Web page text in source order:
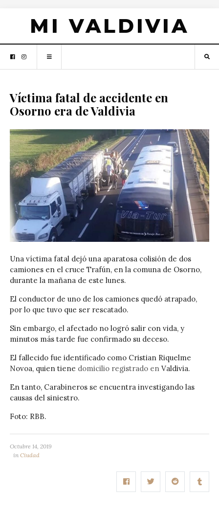
MI VALDIVIA
Víctima fatal de accidente en
Osorno era de Valdivia
Una víctima fatal dejó una aparatosa colisión de dos
camiones en el cruce Trafún, en la comuna de Osorno,
durante la mañana de este lunes.
El conductor de uno de los camiones quedó atrapado,
por lo que tuvo que ser rescatado.
Sin embargo, el afectado no logró salir con vida, y
minutos más tarde fue confirmado su deceso.
El fallecido fue identificado como Cristian Riquelme
Novoa, quien tiene domicilio registrado en Valdivia.
En tanto, Carabineros se encuentra investigando las
causas del siniestro.
Foto: RBB.
Octubre 14, 2019
in Ciudad